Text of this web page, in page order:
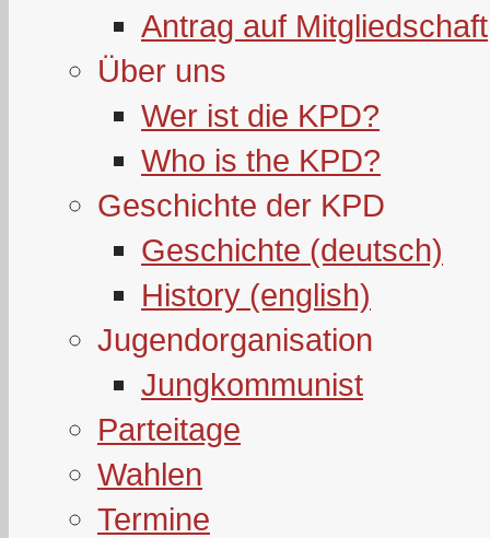
Antrag auf Mitgliedschaft
Über uns
Wer ist die KPD?
Who is the KPD?
Geschichte der KPD
Geschichte (deutsch)
History (english)
Jugendorganisation
Jungkommunist
Parteitage
Wahlen
Termine